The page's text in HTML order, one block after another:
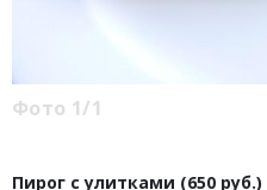
Фото 1/1
Пирог с улитками (650 руб.)